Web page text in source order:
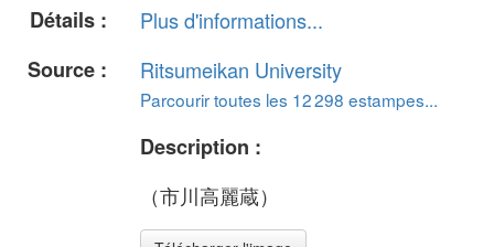
Détails :
Plus d'informations...
Source :
Ritsumeikan University
Parcourir toutes les 12 298 estampes...
Description :
（市川高麗蔵）